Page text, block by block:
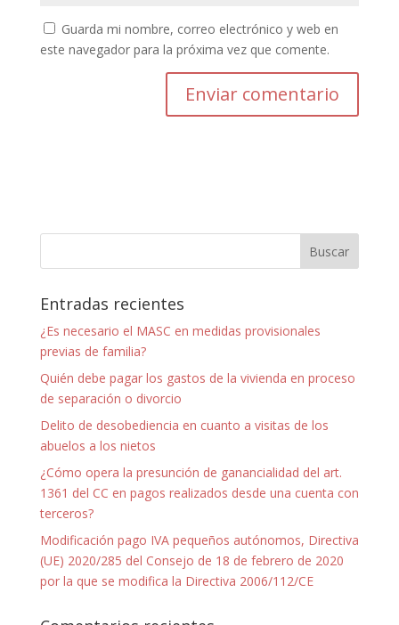
Guarda mi nombre, correo electrónico y web en
este navegador para la próxima vez que comente.
Entradas recientes
¿Es necesario el MASC en medidas provisionales
previas de familia?
Quién debe pagar los gastos de la vivienda en proceso
de separación o divorcio
Delito de desobediencia en cuanto a visitas de los
abuelos a los nietos
¿Cómo opera la presunción de ganancialidad del art.
1361 del CC en pagos realizados desde una cuenta con
terceros?
Modificación pago IVA pequeños autónomos, Directiva
(UE) 2020/285 del Consejo de 18 de febrero de 2020
por la que se modifica la Directiva 2006/112/CE